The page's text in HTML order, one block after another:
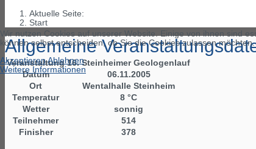
Aktuelle Seite:
Start
Allgemeine
Veranstaltung 16. Steinheimer Geologenlauf
Datum
06.11.2005
Ort
Wentalhalle Steinheim
Temperatur
8 °C
Wetter
sonnig
Teilnehmer
514
Finisher
378
Wir nutzen Cookies auf unserer Website. Einige von ihnen sind
können selbst entscheiden, ob Sie die Cookies zulassen
Akzeptieren Ablehnen
Weitere Informationen